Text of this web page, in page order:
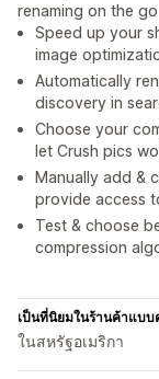
renaming on the go
Speed up your
image
Automatically
discovery in
Choose your
let Crush pics
Manually add &
provide access
Test & choose
compression
เป็นที่นิยมในร้านค้าแบ
ในสหรัฐอเมริกา